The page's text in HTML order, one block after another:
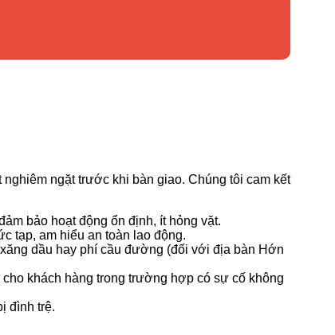
ngặt trước khi bàn giao. Chúng tôi cam kết
bảo hoạt động ổn định, ít hỏng vặt.
tạp, am hiểu an toàn lao động.
dầu hay phí cầu đường (đối với địa bàn Hớn
khách hàng trong trường hợp có sự cố không
đình trệ.